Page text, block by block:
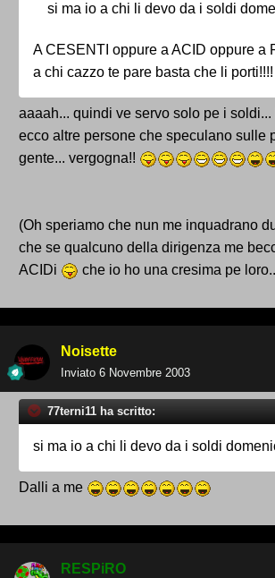
si ma io a chi li devo da i soldi
A CESENTI oppure a ACID oppure a
a chi cazzo te pare basta che li porti!!!!
aaaah... quindi ve servo solo pe i soldi...
ecco altre persone che speculano sulle
gente... vergogna!!
(Oh speriamo che nun me inquadrano
che se qualcuno della dirigenza me
ACIDi
che io ho una cresima pe
Noisette
Inviato 6 Novembre 2003
77terni11 ha scritto:
si ma io a chi li devo da i soldi
Dalli a me
RESPiRO